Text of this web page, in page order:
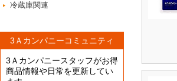
冷蔵庫関連
3Ａカンパニーコミュニティ
3Ａカンパニースタッフがお得
商品情報や日常を更新してい